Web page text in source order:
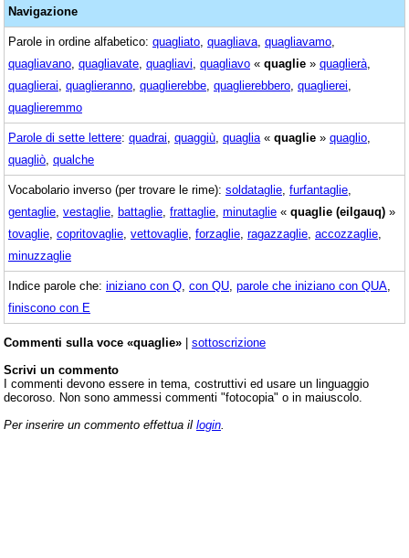
Navigazione
Parole in ordine alfabetico: quagliato quagliava quagliavamo
quagliavano quagliavate quagliavi quagliavo « quaglie » quaglierà
quaglierai quaglieranno quaglierebbe quaglierebbero quaglierei
quaglieremmo
Parole di sette lettere: quadrai quaggiù quaglia « quaglie » quaglio
quagliò qualche
Vocabolario inverso (per trovare le rime): soldataglie furfantaglie
gentaglie vestaglie battaglie frattaglie minutaglie « quaglie (eilgauq) »
tovaglie copritovaglie vettovaglie forzaglie ragazzaglie accozzaglie
minuzzaglie
Indice parole che: iniziano con Q con QU parole che iniziano con QUA
finiscono con E
Commenti sulla voce «quaglie» | sottoscrizione
Scrivi un commento
I commenti devono essere in tema, costruttivi ed usare un linguaggio
decoroso. Non sono ammessi commenti "fotocopia" o in maiuscolo.
Per inserire un commento effettua il login